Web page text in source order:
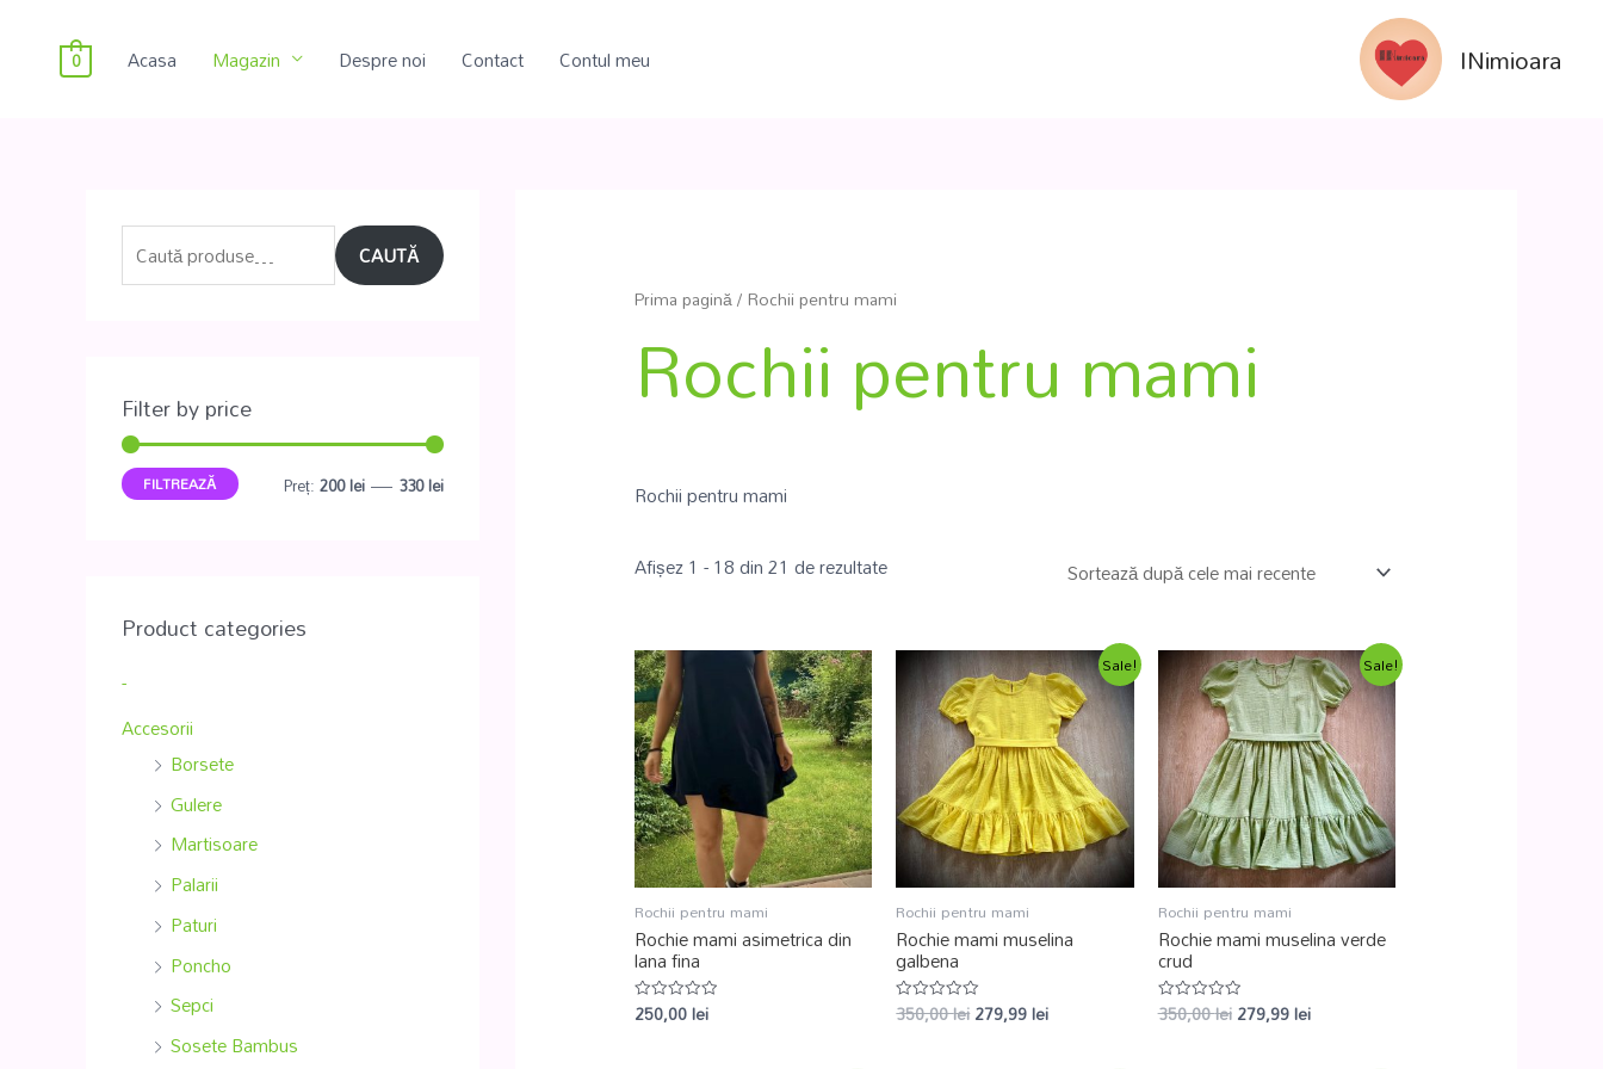
INimioara
Acasa Magazin Despre noi Contact Contul meu
0
CAUTĂ
Filter by price
FILTREAZĂ Preț:200 lei— 330 lei
Product categories
-
Accesorii
Borsete
Gulere
Martisoare
Palarii
Paturi
Poncho
Sepci
Sosete Bambus
Prima pagină/ Rochii pentru mami
Rochii pentru mami
Rochii pentru mami
Afișez 1 - 18 din 21 de rezultate
Rochii pentru mami
Rochie mami asimetrica din
lana fina
Evaluat
la
250,00lei
Sale!
Rochii pentru mami
Rochie mami muselina
galbena
Evaluat
la
350,00lei279,99lei
Sale!
Rochii pentru mami
Rochie mami muselina verde
crud
Evaluat
la
350,00lei 279,99lei